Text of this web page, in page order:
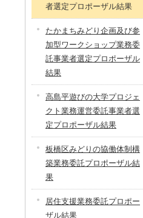
者選定プロポーザル結果
たかまちみどり企画及び参
加型ワークショップ業務委
託事業者選定プロポーザル
結果
高島平遊びの大学プロジェ
クト業務運営委託事業者選
定プロポーザル結果
板橋区みどりの協働体制構
築業務委託プロポーザル結
果
居住支援業務委託プロポー
ザル結果